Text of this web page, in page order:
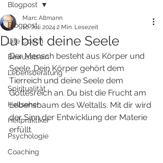
Blogpost
Life Coach
Bewusstsein
Lebensberatung
Spiritualität
Hellseher
Heilpraktiker
Psychologie
Coaching
Blogpost
Du bist deine Seele
Marc Altmann
10. Juli 2024 2 Min. Lesezeit
Der Mensch besteht aus Körper und
Seele. Dein Körper gehört dem
Tierreich und deine Seele dem
Gottesreich an. Du bist die Frucht am
Lebensbaum des Weltalls. Mit dir wird
der Sinn der Entwicklung der Materie
erfüllt.